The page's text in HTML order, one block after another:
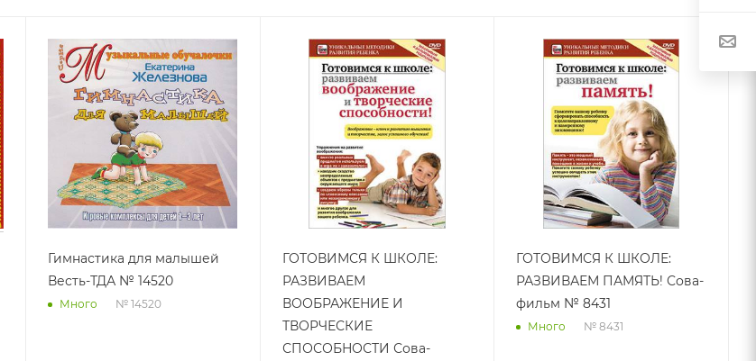
Гимнастика для малышей
Весть-ТДА № 14520
Много № 14520
ГОТОВИМСЯ К ШКОЛЕ:
РАЗВИВАЕМ
ВООБРАЖЕНИЕ И
ТВОРЧЕСКИЕ
СПОСОБНОСТИ Сова-
ГОТОВИМСЯ К ШКОЛЕ:
РАЗВИВАЕМ ПАМЯТЬ! Сова-
фильм № 8431
Много № 8431